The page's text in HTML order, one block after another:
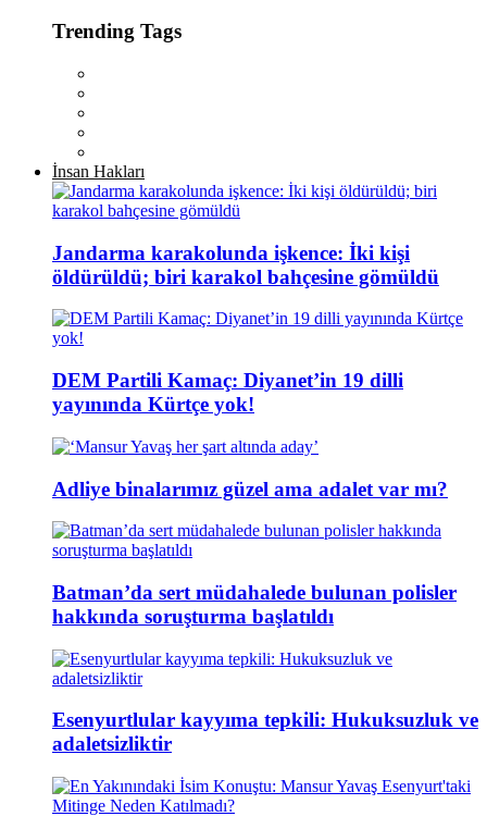
Trending Tags
İnsan Hakları
Jandarma karakolunda işkence: İki kişi
öldürüldü; biri karakol bahçesine gömüldü
DEM Partili Kamaç: Diyanet’in 19 dilli
yayınında Kürtçe yok!
Adliye binalarımız güzel ama adalet var mı?
Batman’da sert müdahalede bulunan polisler
hakkında soruşturma başlatıldı
Esenyurtlular kayyıma tepkili: Hukuksuzluk ve
adaletsizliktir